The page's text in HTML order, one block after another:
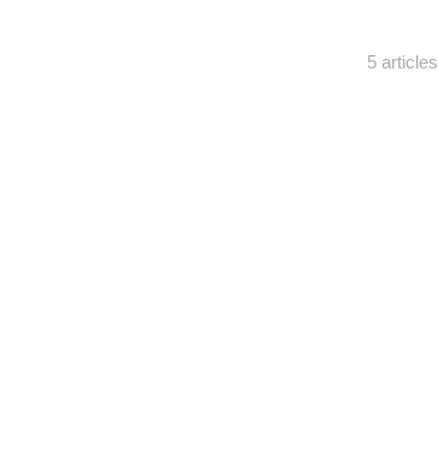
5 articles